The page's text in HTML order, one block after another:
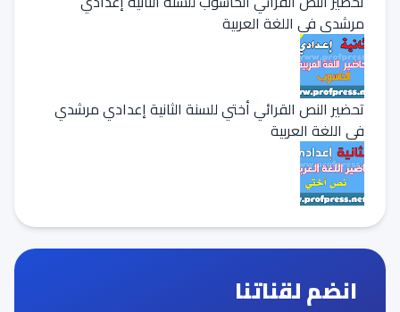
مرشدي في اللغة العربية
تحضير النص القرائي أختي للسنة الثانية إعدادي مرشدي
في اللغة العربية
انضم لقناتنا